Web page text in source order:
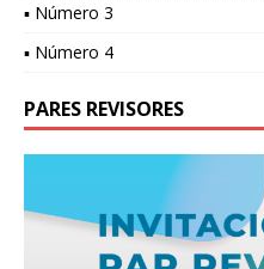
▪ Número 3
▪ Número 4
PARES REVISORES